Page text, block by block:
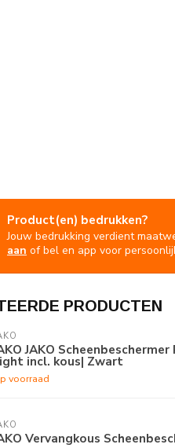
Product(en) bedrukken?
Jouw bedrukking verdient
aan of bel en app voor
PRODUCTEN
JAKO Scheenbeschermer
incl. kous| Zwart
voorraad
Vervangkous